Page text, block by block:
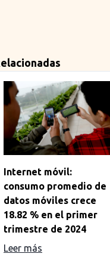
Internet móvil:
consumo promedio de
datos móviles crece
18.82 % en el primer
trimestre de 2024
Leer más